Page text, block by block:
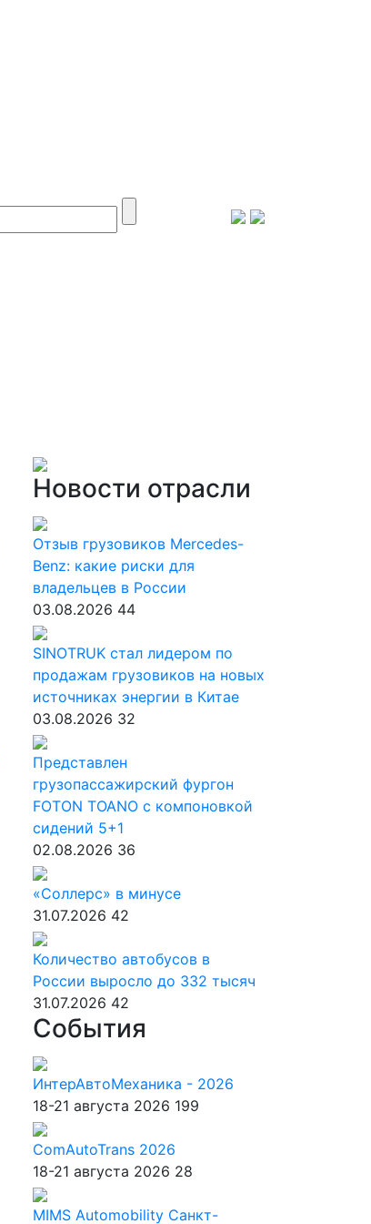
Новости отрасли
Отзыв грузовиков Mercedes-
Benz: какие риски для
владельцев в России
03.08.2026 44
SINOTRUK стал лидером по
продажам грузовиков на новых
источниках энергии в Китае
03.08.2026 32
Представлен
грузопассажирский фургон
FOTON TOANO с компоновкой
сидений 5+1
02.08.2026 36
«Соллерс» в минусе
31.07.2026 42
Количество автобусов в
России выросло до 332 тысяч
31.07.2026 42
События
ИнтерАвтоМеханика - 2026
18-21 августа 2026 199
ComAutoTrans 2026
18-21 августа 2026 28
MIMS Automobility Санкт-